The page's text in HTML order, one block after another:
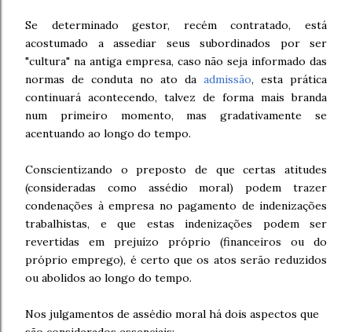
Se determinado gestor, recém contratado, está
acostumado a assediar seus subordinados por ser
"cultura" na antiga empresa, caso não seja informado das
normas de conduta no ato da admissão, esta prática
continuará acontecendo, talvez de forma mais branda
num primeiro momento, mas gradativamente se
acentuando ao longo do tempo.
Conscientizando o preposto de que certas atitudes
(consideradas como assédio moral) podem trazer
condenações à empresa no pagamento de indenizações
trabalhistas, e que estas indenizações podem ser
revertidas em prejuízo próprio (financeiros ou do
próprio emprego), é certo que os atos serão reduzidos
ou abolidos ao longo do tempo.
Nos julgamentos de assédio moral há dois aspectos que